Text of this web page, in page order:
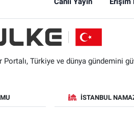
Türkiye ve dünya gündemini
İSTANBUL